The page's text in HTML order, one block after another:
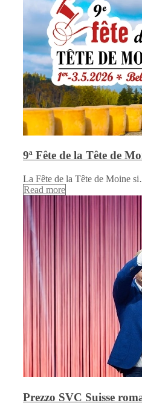
9ª Fête de la Tête de
La Fête de la Tête de Moine
Read more
Prezzo SVC Suisse